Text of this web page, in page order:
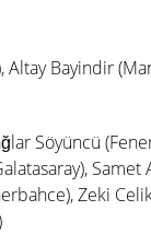
Altay Bayindir
Söyüncü
Samet
Zeki